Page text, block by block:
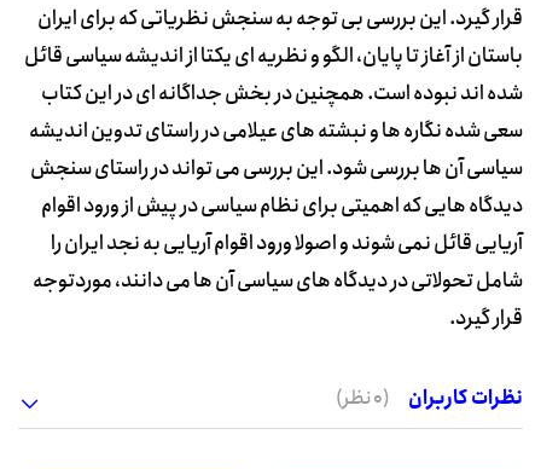
قرار گیرد. این بررسی بی توجه به سنجش نظریاتی که برای ایران
باستان از آغاز تا پایان، الگو و نظریه ای یکتا از اندیشه سیاسی قائل
شده اند نبوده است. همچنین در بخش جداگانه ای در این کتاب
سعی شده نگاره ها و نبشته های عیلامی در راستای تدوین اندیشه
سیاسی آن ها بررسی شود. این بررسی می تواند در راستای سنجش
دیدگاه هایی که اهمیتی برای نظام سیاسی در پیش از ورود اقوام
آریایی قائل نمی شوند و اصولا ورود اقوام آریایی به نجد ایران را
شامل تحولاتی در دیدگاه های سیاسی آن ها می دانند، موردتوجه
قرار گیرد.
نظرات کاربران (0 نظر)